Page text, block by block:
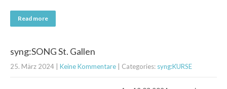
Read more
syng:SONG St. Gallen
25. März 2024 Keine Kommentare | Categories: syng:KURSE